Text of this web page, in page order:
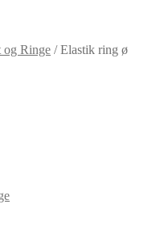
og Ringe /Elastik ring ø